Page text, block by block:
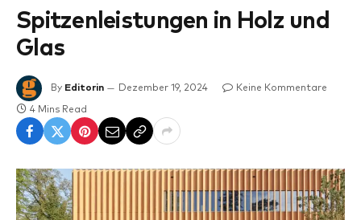
Spitzenleistungen in Holz und
Glas
By Editorin Dezember 19, 2024 Keine Kommentare
4 Mins Read